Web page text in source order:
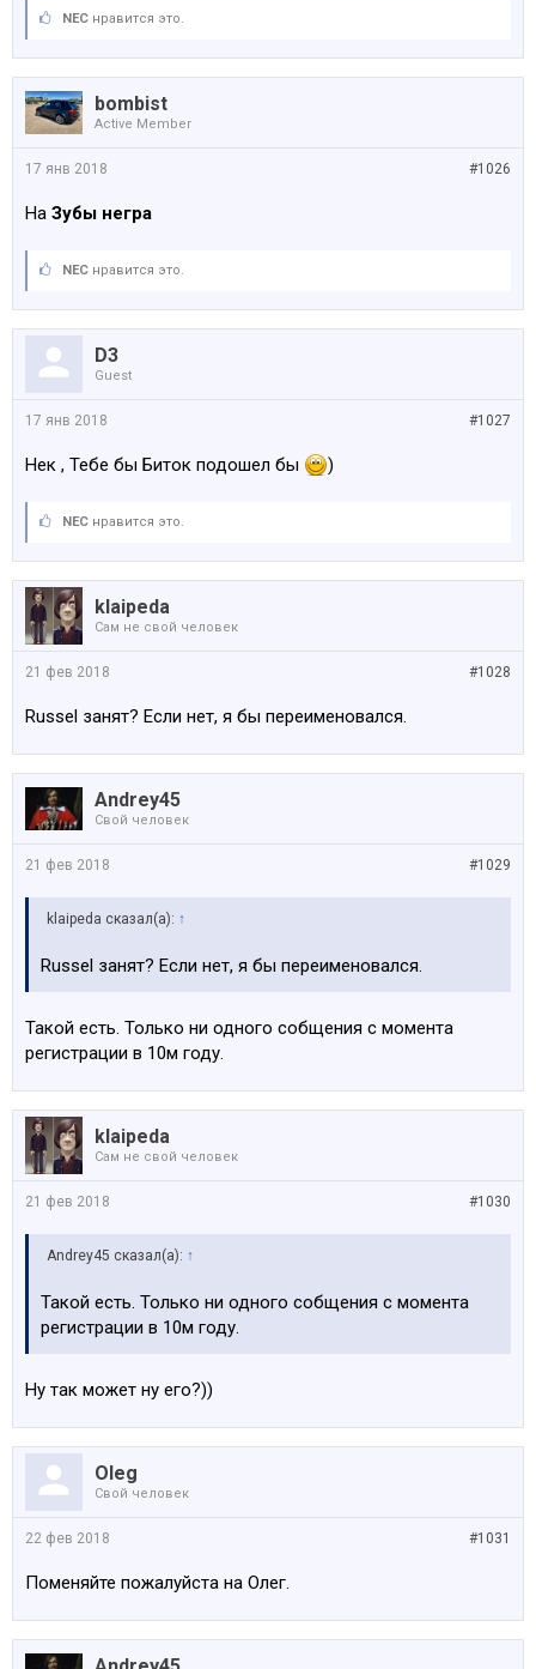
NEC нравится это.
bombist
Active Member
#1026
17 янв 2018
На Зубы негра
NEC нравится это.
D3
Guest
#1027
17 янв 2018
Нек , Тебе бы Биток подошел бы )
NEC нравится это.
klaipeda
Сам не свой человек
#1028
21 фев 2018
Russel занят? Если нет, я бы переименовался.
Andrey45
Свой человек
#1029
21 фев 2018
klaipeda сказал(а): ↑
Russel занят? Если нет, я бы переименовался.
Такой есть. Только ни одного собщения с момента
регистрации в 10м году.
klaipeda
Сам не свой человек
#1030
21 фев 2018
Andrey45 сказал(а): ↑
Такой есть. Только ни одного собщения с момента
регистрации в 10м году.
Ну так может ну его?))
Oleg
Свой человек
#1031
22 фев 2018
Поменяйте пожалуйста на Олег.